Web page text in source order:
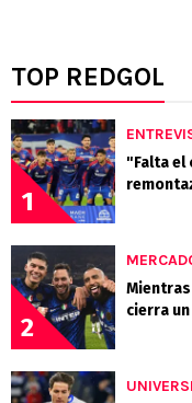
TOP REDGOL
1
"Falta el
2
cierra